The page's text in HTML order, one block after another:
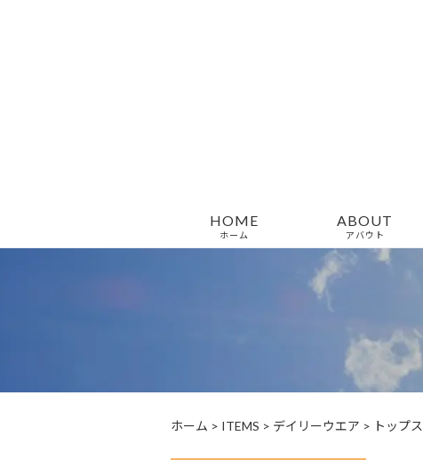
HOME
ホーム
ABOUT
アバウト
ホーム > ITEMS > デイリーウエア > トップス